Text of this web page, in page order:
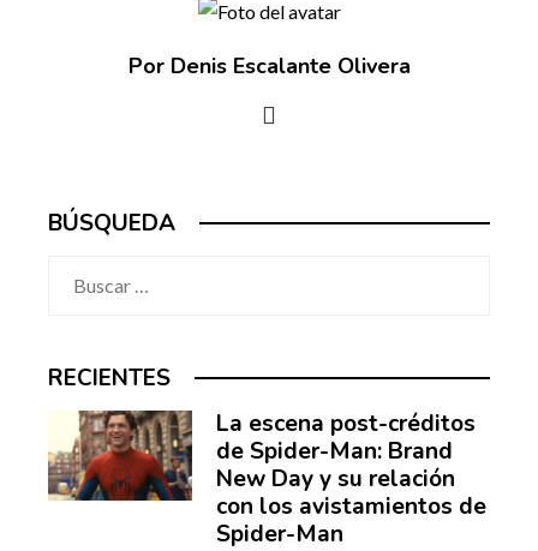
Por Denis Escalante Olivera
BÚSQUEDA
RECIENTES
La escena post-créditos
de Spider-Man: Brand
New Day y su relación
con los avistamientos de
Spider-Man